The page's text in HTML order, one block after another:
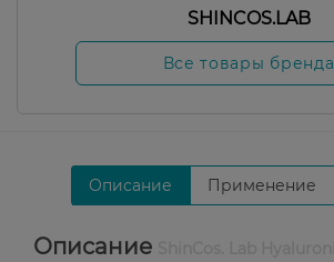
SHINCOS.LAB
Все товары бренда
Описание Применение
Описание